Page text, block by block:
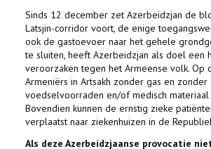
Sinds 12 december zet Azerbeidzjan de
Latsjin-corridor voort, de enige
ook de gastoevoer naar het gehele
te sluiten, heeft Azerbeidzjan als doel een
veroorzaken tegen het Armeense volk. Op
Armeniërs in Artsakh zonder gas en
voedselvoorraden en/of medisch
Bovendien kunnen de ernstig zieke
verplaatst naar ziekenhuizen in de
Als deze Azerbeidzjaanse provocatie